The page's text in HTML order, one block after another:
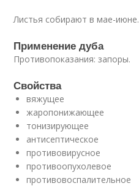
Листья собирают в мае-июне.
Применение дуба
Противопоказания: запоры.
Свойства
вяжущее
жаропонижающее
тонизирующее
антисептическое
противовирусное
противоопухолевое
противовоспалительное